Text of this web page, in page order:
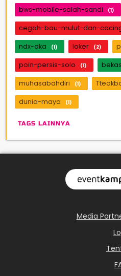
bws-mobile-salah-sandi (1)
cegah-bau-mulut-dan-
ndx-aka (1) loker (2)
poin-persis-solo (1)
muhasabahdiri (1)
dunia-maya (1)
TAGS LAINNYA
Media